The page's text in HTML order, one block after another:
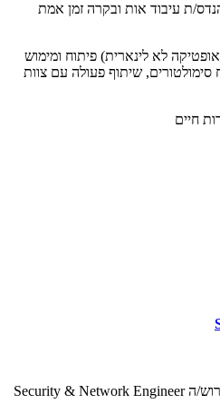
ת עיבוד אות ובקרה זמן אמת
לא לינארית) פיתוח ומימוש
שיתוף פעולה עם צוות
חיים
לחברה הממוקמת באזור המרכז דרוש/ה Security & Network Engineer